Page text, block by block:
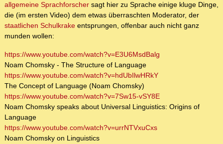
allgemeine Sprachforscher sagt hier zu Sprache einige kluge Dinge,
die (im ersten Video) dem etwas überraschten Moderator, der
staatlichen Schulkrake entsprungen, offenbar auch nicht ganz
munden wollen:
https://www.youtube.com/watch?v=E3U6MsdBalg
Noam Chomsky - The Structure of Language
https://www.youtube.com/watch?v=hdUbIlwHRkY
The Concept of Language (Noam Chomsky)
https://www.youtube.com/watch?v=7Sw15-vSY8E
Noam Chomsky speaks about Universal Linguistics: Origins of
Language
https://www.youtube.com/watch?v=urrNTVxuCxs
Noam Chomsky on Linguistics